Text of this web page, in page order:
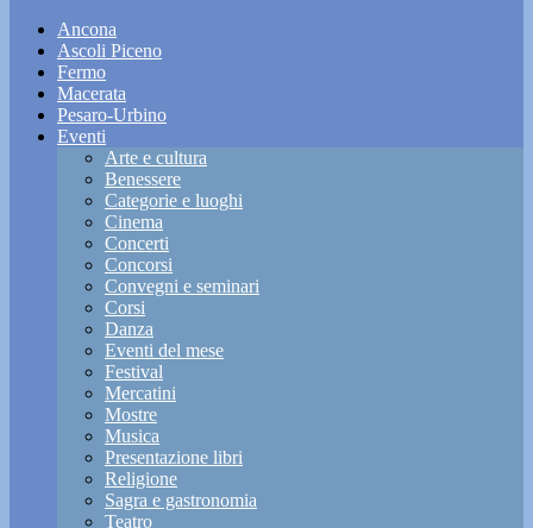
Ancona
Ascoli Piceno
Fermo
Macerata
Pesaro-Urbino
Eventi
Arte e cultura
Benessere
Categorie e luoghi
Cinema
Concerti
Concorsi
Convegni e seminari
Corsi
Danza
Eventi del mese
Festival
Mercatini
Mostre
Musica
Presentazione libri
Religione
Sagra e gastronomia
Teatro